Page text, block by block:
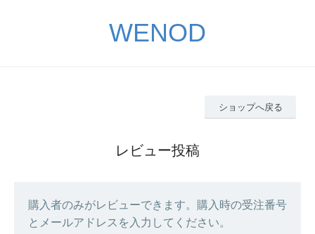
WENOD
ショップへ戻る
レビュー投稿
購入者のみがレビューできます。購入時の受注番号
とメールアドレスを入力してください。